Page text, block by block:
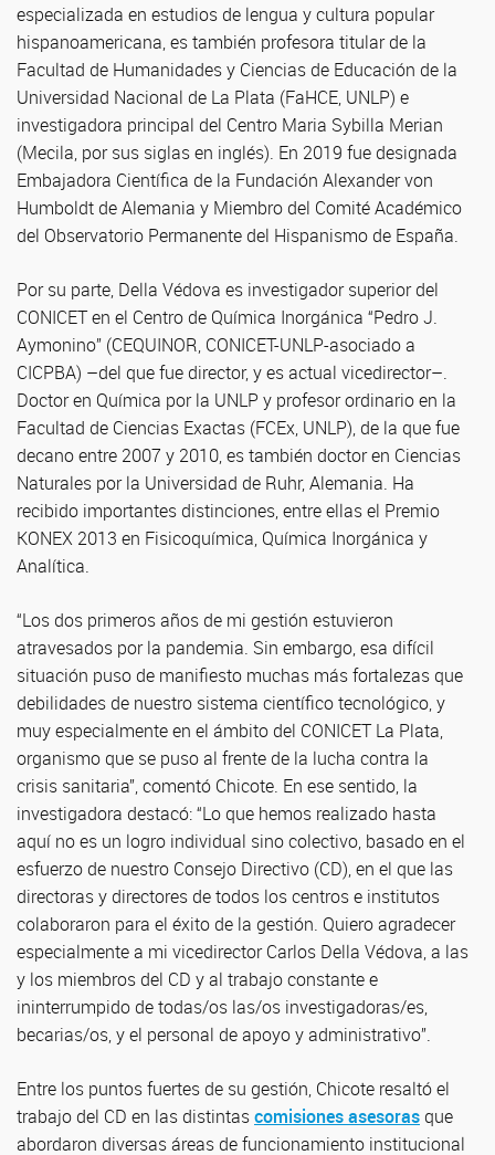
especializada en estudios de lengua y cultura popular
hispanoamericana, es también profesora titular de la
Facultad de Humanidades y Ciencias de Educación de la
Universidad Nacional de La Plata (FaHCE, UNLP) e
investigadora principal del Centro Maria Sybilla Merian
(Mecila, por sus siglas en inglés). En 2019 fue designada
Embajadora Científica de la Fundación Alexander von
Humboldt de Alemania y Miembro del Comité Académico
del Observatorio Permanente del Hispanismo de España.
Por su parte, Della Védova es investigador superior del
CONICET en el Centro de Química Inorgánica “Pedro J.
Aymonino” (CEQUINOR, CONICET-UNLP-asociado a
CICPBA) –del que fue director, y es actual vicedirector–.
Doctor en Química por la UNLP y profesor ordinario en la
Facultad de Ciencias Exactas (FCEx, UNLP), de la que fue
decano entre 2007 y 2010, es también doctor en Ciencias
Naturales por la Universidad de Ruhr, Alemania. Ha
recibido importantes distinciones, entre ellas el Premio
KONEX 2013 en Fisicoquímica, Química Inorgánica y
Analítica.
“Los dos primeros años de mi gestión estuvieron
atravesados por la pandemia. Sin embargo, esa difícil
situación puso de manifiesto muchas más fortalezas que
debilidades de nuestro sistema científico tecnológico, y
muy especialmente en el ámbito del CONICET La Plata,
organismo que se puso al frente de la lucha contra la
crisis sanitaria”, comentó Chicote. En ese sentido, la
investigadora destacó: “Lo que hemos realizado hasta
aquí no es un logro individual sino colectivo, basado en el
esfuerzo de nuestro Consejo Directivo (CD), en el que las
directoras y directores de todos los centros e institutos
colaboraron para el éxito de la gestión. Quiero agradecer
especialmente a mi vicedirector Carlos Della Védova, a las
y los miembros del CD y al trabajo constante e
ininterrumpido de todas/os las/os investigadoras/es,
becarias/os, y el personal de apoyo y administrativo”.
Entre los puntos fuertes de su gestión, Chicote resaltó el
trabajo del CD en las distintascomisiones asesorasque
abordaron diversas áreas de funcionamiento institucional